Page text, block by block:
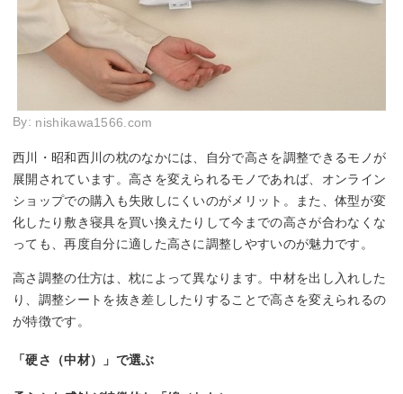
By: nishikawa1566.com
西川・昭和西川の枕のなかには、自分で高さを調整できるモノが
展開されています。高さを変えられるモノであれば、オンライン
ショップでの購入も失敗しにくいのがメリット。また、体型が変
化したり敷き寝具を買い換えたりして今までの高さが合わなくな
っても、再度自分に適した高さに調整しやすいのが魅力です。
高さ調整の仕方は、枕によって異なります。中材を出し入れした
り、調整シートを抜き差ししたりすることで高さを変えられるの
が特徴です。
「硬さ（中材）」で選ぶ